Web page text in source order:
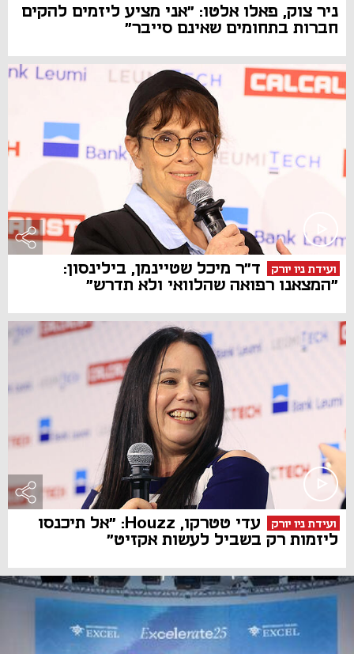
ניר צוק, פאלו אלטו: "אני מציע ליזמים להקים
חברות בתחומים שאינם סייבר"
ועידת ניו יורק
ד"ר מיכל שטיינמן, בילינסון:
"המצאנו רפואה שהלוואי ולא תדרש"
ועידת ניו יורק
עדי טטרקו, Houzz: "אל תיכנסו
ליזמות רק בשביל לעשות אקזיט"